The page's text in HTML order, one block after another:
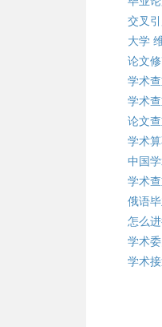
交叉
大学
论文
学术
学术
论文
学术
中国
学术
俄语
怎么
学术
学术